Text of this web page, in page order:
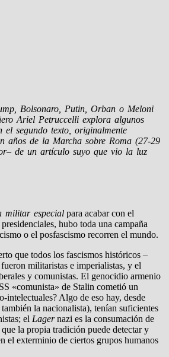
Bolsonaro, Putin, Orban o Meloni
Ariel Petruccelli explora algunos
segundo texto, originalmente
años de la Marcha sobre Roma (27-29
de un artículo suyo que vio la luz
militar especial para acabar con el
hubo toda una campaña
o el posfascismo recorren el mundo.
que todos los fascismos históricos –
militaristas e imperialistas, y el
y comunistas. El genocidio armenio
«comunista» de Stalin cometió un
intelectuales? Algo de eso hay, desde
la nacionalista), tenían suficientes
el Lagernazi es la consumación de
la propia tradición puede detectar y
el exterminio de ciertos grupos humanos